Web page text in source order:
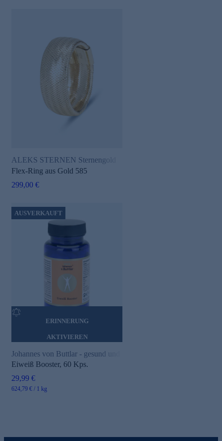
ALEKS STERNEN Sternengold
Flex-Ring aus Gold 585
299,00 €
AUSVERKAUFT
ERINNERUNG
AKTIVIEREN
Johannes von Buttlar - gesund und aktiv
Eiweiß Booster, 60 Kps.
29,99 €
624,79 € / 1 kg